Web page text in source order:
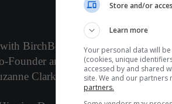
with BirchBox Co-Founder and
Founder and CEO Sarah LaFleur,
Clark.
pic.twitter.com/
Store and/or
Learn more
Your personal data will
(cookies, unique
accessed by and shared
site. We and our partners
partners.